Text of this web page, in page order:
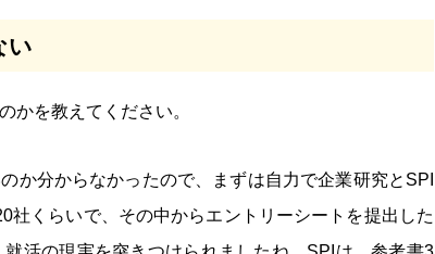
い
かを教えてください。
か分からなかったので、まずは自力で企業研究とSPI
社くらいで、その中からエントリーシートを提出した